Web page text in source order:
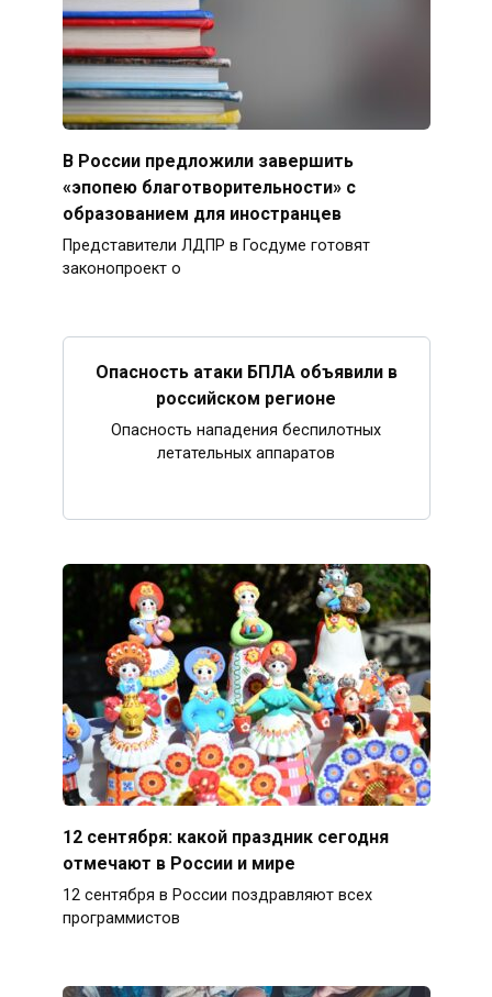
В России предложили завершить
«эпопею благотворительности» с
образованием для иностранцев
Представители ЛДПР в Госдуме готовят
законопроект о
Опасность атаки БПЛА объявили в
российском регионе
Опасность нападения беспилотных
летательных аппаратов
12 сентября: какой праздник сегодня
отмечают в России и мире
12 сентября в России поздравляют всех
программистов